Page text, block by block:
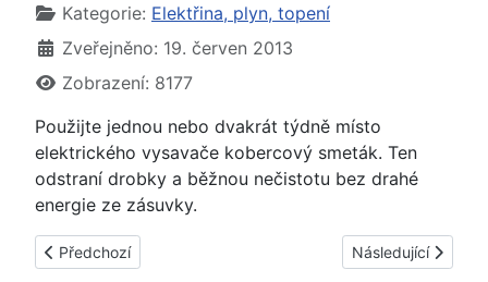
Základní údaje
Kategorie: Elektřina, plyn, topení
Zveřejněno: 19. červen 2013
Zobrazení: 8177
Použijte jednou nebo dvakrát týdně místo
elektrického vysavače kobercový smeták. Ten
odstraní drobky a běžnou nečistotu bez drahé
energie ze zásuvky.
Předchozí článek: Jak ušetřit za elektřinu při mytí nádobí v
Předchozí Další článek: Jak
Následující